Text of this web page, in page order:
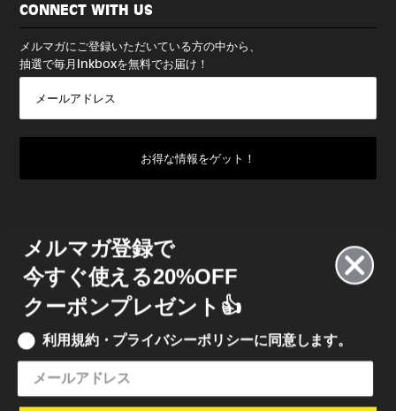
CONNECT WITH US
メルマガにご登録いただいている方の中から、
抽選で毎月Inkboxを無料でお届け！
© 2023 INKBOX JAPAN
メルマガ登録で
今すぐ使える20%OFF
クーポンプレゼント👍
利用規約・プライバシーポリシーに同意します。